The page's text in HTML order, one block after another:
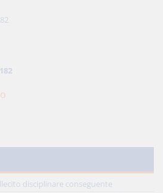
182
disciplinare conseguente